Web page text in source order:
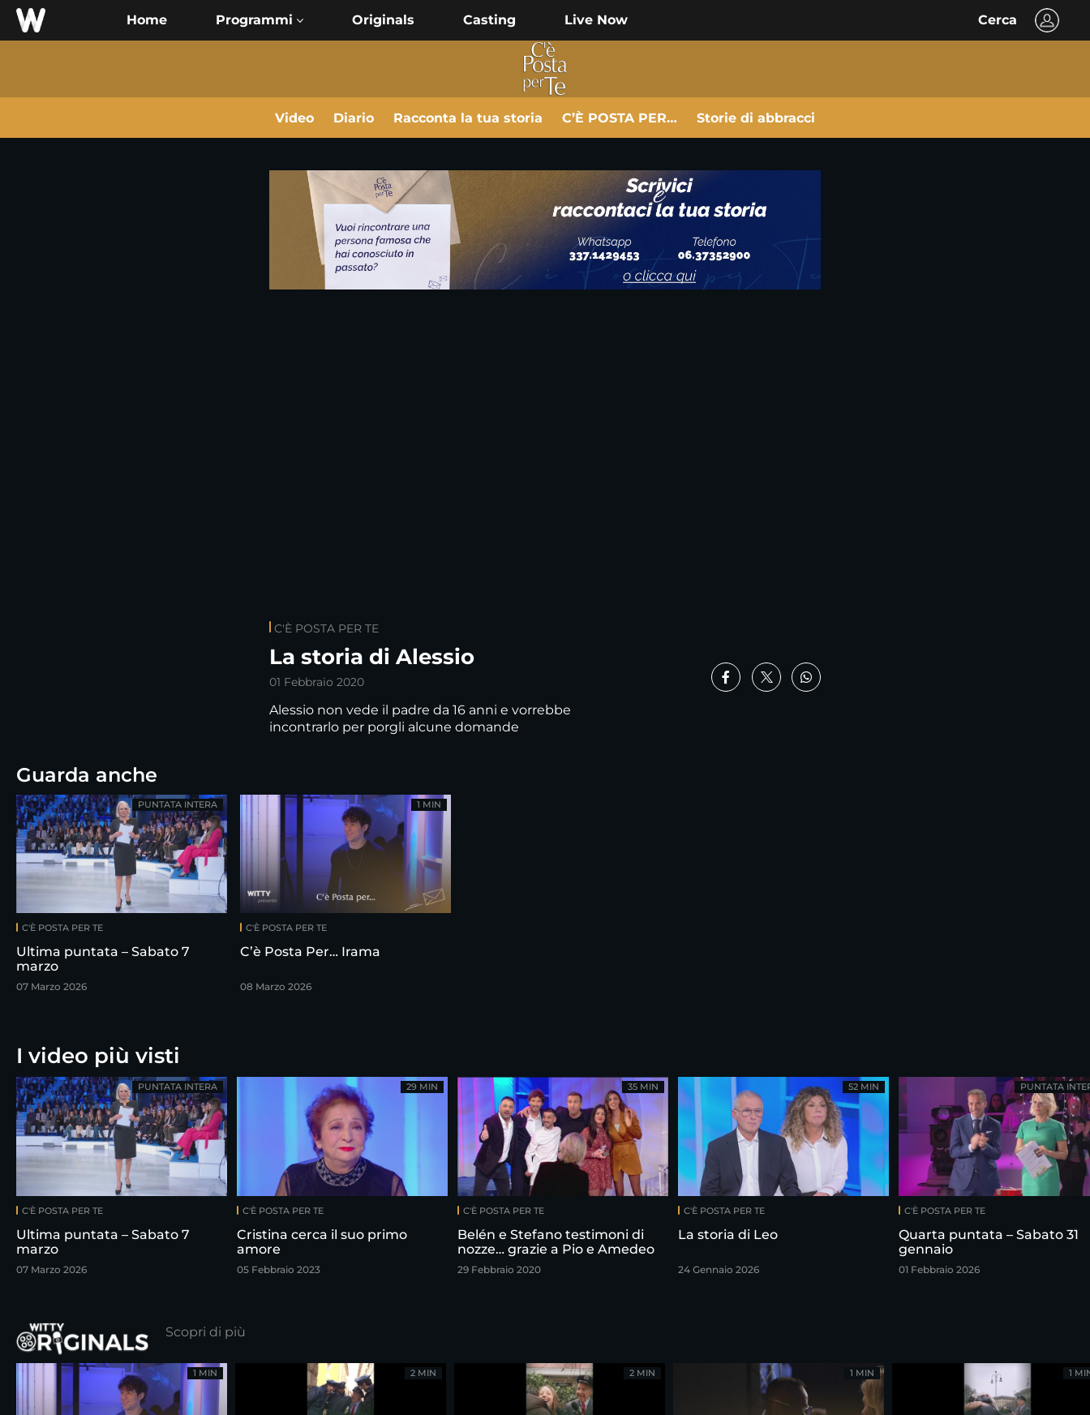
Home Originals Casting Live Now Cerca
Video Diario Racconta la tua storia C’È POSTA PER… Storie di abbracci
C'È POSTA PER TE
La storia di Alessio
01 Febbraio 2020
Alessio non vede il padre da 16 anni e vorrebbe
incontrarlo per porgli alcune domande
Guarda anche
C'È POSTA PER TE
Ultima puntata – Sabato 7
marzo
07 Marzo 2026
PUNTATA INTERA
C'È POSTA PER TE
C’è Posta Per… Irama
08 Marzo 2026
1 MIN
I video più visti
C'È POSTA PER TE
Ultima puntata – Sabato 7
marzo
07 Marzo 2026
PUNTATA INTERA
C'È POSTA PER TE
Cristina cerca il suo primo
amore
05 Febbraio 2023
29 MIN
C'È POSTA PER TE
Belén e Stefano testimoni di
nozze… grazie a Pio e Amedeo
29 Febbraio 2020
35 MIN
C'È POSTA PER TE
La storia di Leo
24 Gennaio 2026
52 MIN
C'È POSTA PER TE
Quarta puntata – Sabato 31
gennaio
01 Febbraio 2026
PUNTATA
Scopri di più
1 MIN 2 MIN 2 MIN 1 MIN 1